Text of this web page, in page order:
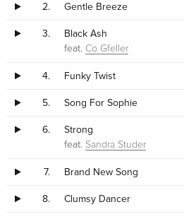
2. Gentle Breeze
3.
Black Ash
feat. Co Gfeller
4. Funky Twist
5. Song For Sophie
6.
Strong
feat. Sandra Studer
7. Brand New Song
8. Clumsy Dancer